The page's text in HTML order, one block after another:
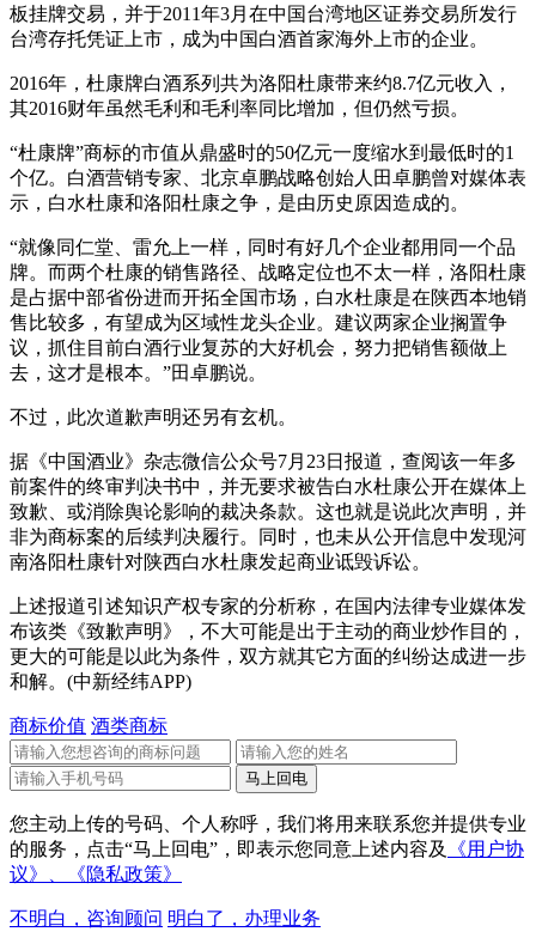
板挂牌交易，并于2011年3月在中国台湾地区证券交易所发行
台湾存托凭证上市，成为中国白酒首家海外上市的企业。
2016年，杜康牌白酒系列共为洛阳杜康带来约8.7亿元收入，
其2016财年虽然毛利和毛利率同比增加，但仍然亏损。
“杜康牌”商标的市值从鼎盛时的50亿元一度缩水到最低时的1
个亿。白酒营销专家、北京卓鹏战略创始人田卓鹏曾对媒体表
示，白水杜康和洛阳杜康之争，是由历史原因造成的。
“就像同仁堂、雷允上一样，同时有好几个企业都用同一个品
牌。而两个杜康的销售路径、战略定位也不太一样，洛阳杜康
是占据中部省份进而开拓全国市场，白水杜康是在陕西本地销
售比较多，有望成为区域性龙头企业。建议两家企业搁置争
议，抓住目前白酒行业复苏的大好机会，努力把销售额做上
去，这才是根本。”田卓鹏说。
不过，此次道歉声明还另有玄机。
据《中国酒业》杂志微信公众号7月23日报道，查阅该一年多
前案件的终审判决书中，并无要求被告白水杜康公开在媒体上
致歉、或消除舆论影响的裁决条款。这也就是说此次声明，并
非为商标案的后续判决履行。同时，也未从公开信息中发现河
南洛阳杜康针对陕西白水杜康发起商业诋毁诉讼。
上述报道引述知识产权专家的分析称，在国内法律专业媒体发
布该类《致歉声明》，不大可能是出于主动的商业炒作目的，
更大的可能是以此为条件，双方就其它方面的纠纷达成进一步
和解。(中新经纬APP)
商标价值 酒类商标
您主动上传的号码、个人称呼，我们将用来联系您并提供专业
的服务，点击“马上回电”，即表示您同意上述内容及
《用户协
议》、
《隐私政策》
不明白，咨询顾问 明白了，办理业务